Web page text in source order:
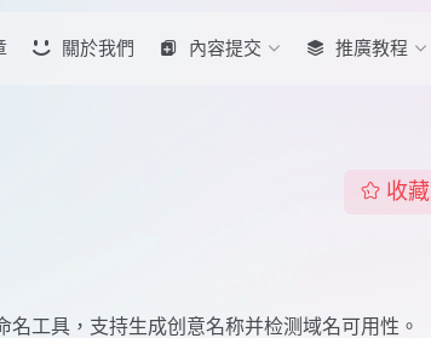
關於我們 內容提交 推廣教程
收藏
工具，支持生成创意名称并检测域名可用性。